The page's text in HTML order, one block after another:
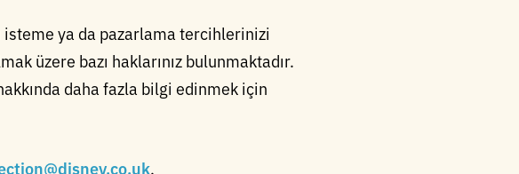
ya da pazarlama tercihlerinizi
üzere bazı haklarınız bulunmaktadır.
daha fazla bilgi edinmek için
.